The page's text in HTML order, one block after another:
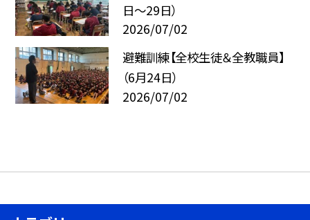
日〜29日）
2026/07/02
避難訓練【全校生徒＆全教職員】
（6月24日）
2026/07/02